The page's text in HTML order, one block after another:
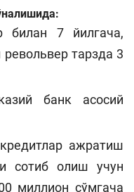
билан 7 йилгача,
тарзда 3
банк асосий
ажратиш
сотиб олиш учун
миллион сўмгача